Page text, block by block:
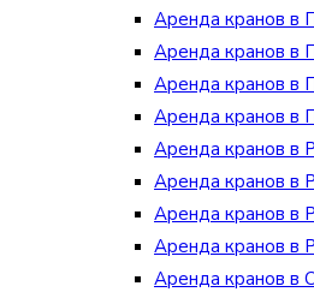
Аренда кранов в
Аренда кранов в
Аренда кранов в
Аренда кранов в
Аренда кранов в
Аренда кранов в
Аренда кранов в
Аренда кранов в
Аренда кранов в